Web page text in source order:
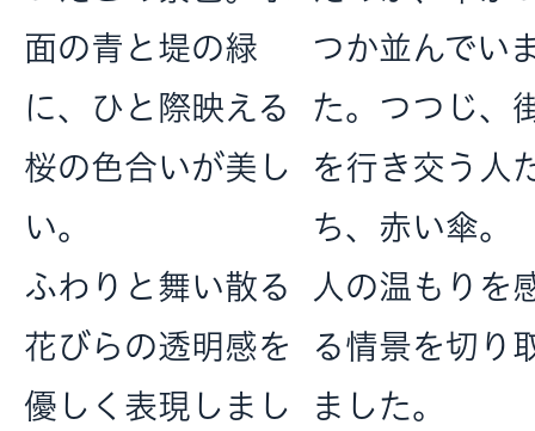
面の青と堤の緑
に、ひと際映える
桜の色合いが美し
い。
ふわりと舞い散る
花びらの透明感を
優しく表現しまし
つか並んでい
た。つつじ、
を行き交う人
ち、赤い傘。
人の温もりを
る情景を切り
ました。